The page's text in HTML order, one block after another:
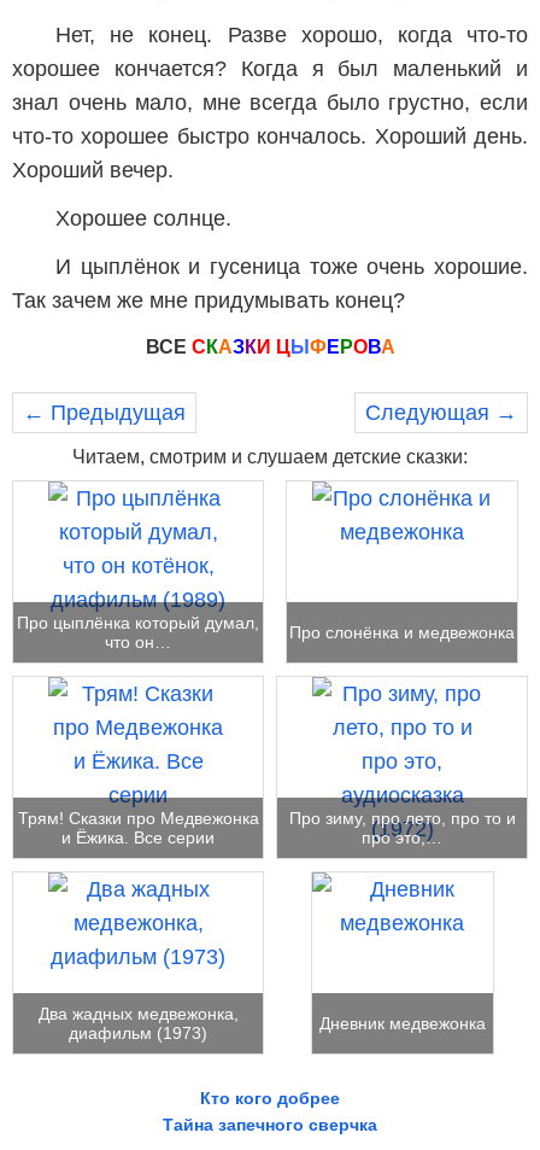
Нет, не конец. Разве хорошо, когда что-то
хорошее кончается? Когда я был маленький и
знал очень мало, мне всегда было грустно, если
что-то хорошее быстро кончалось. Хороший день.
Хороший вечер.
Хорошее солнце.
И цыплёнок и гусеница тоже очень хорошие.
Так зачем же мне придумывать конец?
ВСЕ С КАЗКИ ЦЫ Ф Е РОВА
← Предыдущая Следующая →
Читаем, смотрим и слушаем детские сказки:
Про цыплёнка который думал,
что он…
Про слонёнка и медвежонка
Трям! Сказки про Медвежонка
и Ёжика. Все серии
Про зиму, про лето, про то и
про это,…
Два жадных медвежонка,
диафильм (1973)
Дневник медвежонка
Кто кого добрее
Тайна запечного сверчка